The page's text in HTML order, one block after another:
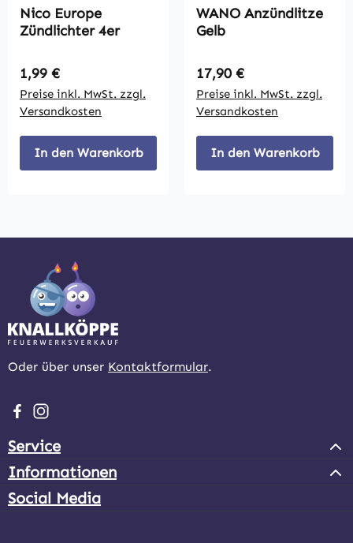
Nico Europe
Zündlichter 4er
Regulärer Preis:
1,99 €
Preise inkl. MwSt. zzgl.
Versandkosten
In den Warenkorb
WANO Anzündlitze
Gelb
Regulärer Preis:
17,90 €
Preise inkl. MwSt. zzgl.
Versandkosten
In den Warenkorb
Oder über unser Kontaktformular.
Besuche uns auf Facebook – öffnet in neuem Tab
Schau auf Instagram vorbei – öffnet in neuem Tab
Service
Informationen
Social Media